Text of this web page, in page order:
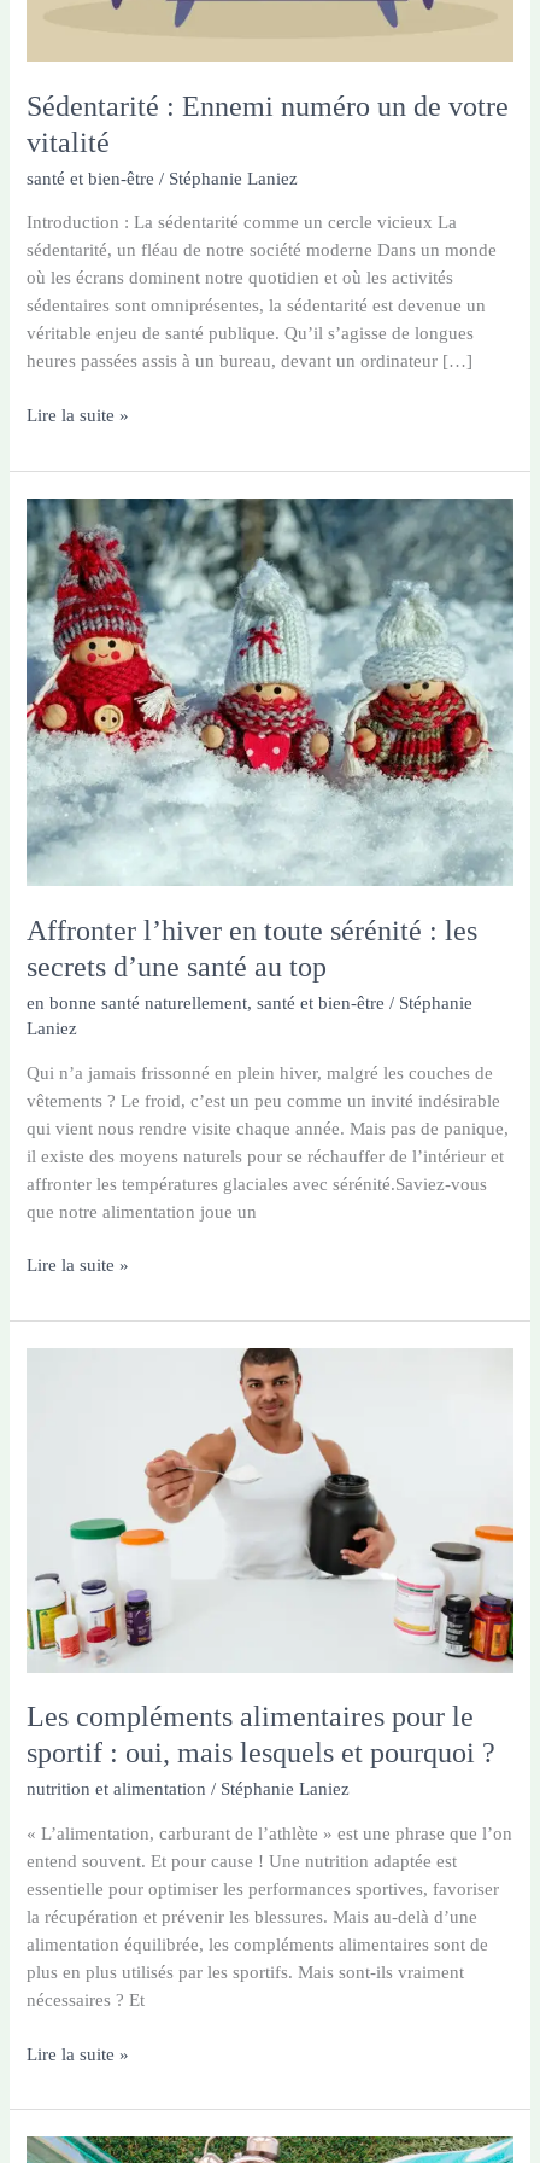
Sédentarité : Ennemi numéro un de votre
vitalité
santé et bien-être / Stéphanie Laniez
Introduction : La sédentarité comme un cercle vicieux La
sédentarité, un fléau de notre société moderne Dans un monde
où les écrans dominent notre quotidien et où les activités
sédentaires sont omniprésentes, la sédentarité est devenue un
véritable enjeu de santé publique. Qu’il s’agisse de longues
heures passées assis à un bureau, devant un ordinateur […]
Sédentarité
Ennemi
numéro
un
de
votre
vitalité
Lire la suite »
Affronter l’hiver en toute sérénité : les
secrets d’une santé au top
en bonne santé naturellement,santé et bien-être / Stéphanie
Laniez
Qui n’a jamais frissonné en plein hiver, malgré les couches de
vêtements ? Le froid, c’est un peu comme un invité indésirable
qui vient nous rendre visite chaque année. Mais pas de panique,
il existe des moyens naturels pour se réchauffer de l’intérieur et
affronter les températures glaciales avec sérénité.Saviez-vous
que notre alimentation joue un
Affronter
en
toute
top
Lire la suite »
Les compléments alimentaires pour le
sportif : oui, mais lesquels et pourquoi ?
nutrition et alimentation / Stéphanie Laniez
« L’alimentation, carburant de l’athlète » est une phrase que l’on
entend souvent. Et pour cause ! Une nutrition adaptée est
essentielle pour optimiser les performances sportives, favoriser
la récupération et prévenir les blessures. Mais au-delà d’une
alimentation équilibrée, les compléments alimentaires sont de
plus en plus utilisés par les sportifs. Mais sont-ils vraiment
nécessaires ? Et
Les
alimentaires
pour
Lire la suite »